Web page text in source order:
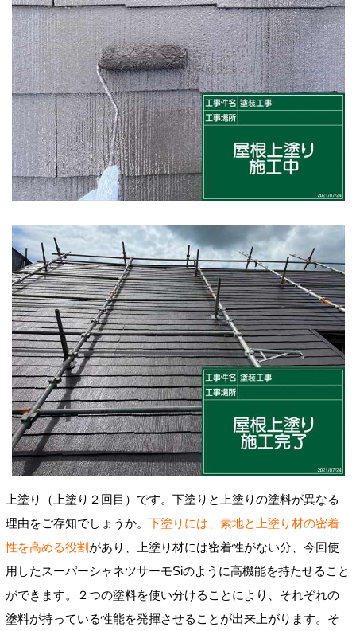
上塗り（上塗り２回目）です。下塗りと上塗りの塗料が異なる
理由をご存知でしょうか。 下塗りには、素地と上塗り材の密着
性を高める役割 があり、上塗り材には密着性がない分、今回使
用したスーパーシャネツサーモSiのように高機能を持たせること
ができます。２つの塗料を使い分けることにより、それぞれの
塗料が持っている性能を発揮させることが出来上がります。そ